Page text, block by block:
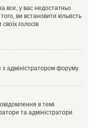
все, у вас недостатньо
ви встановити кількість
голосів
з адміністратором форуму.
в темі
та адміністратори